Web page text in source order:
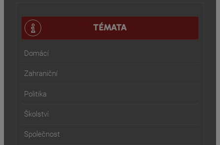
TÉMATA
Domácí
Zahraniční
Politika
Školství
Společnost